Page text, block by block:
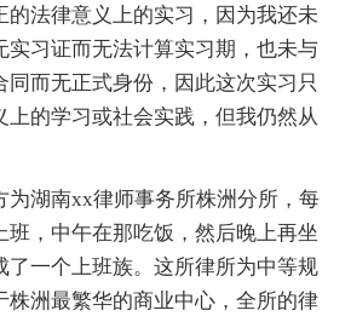
的法律意义上的实习，因为我还未
实习证而无法计算实习期，也未与
同而无正式身份，因此这次实习只
上的学习或社会实践，但我仍然从
为湖南xx律师事务所株洲分所，每
班，中午在那吃饭，然后晚上再坐
了一个上班族。这所律所为中等规
株洲最繁华的商业中心，全所的律